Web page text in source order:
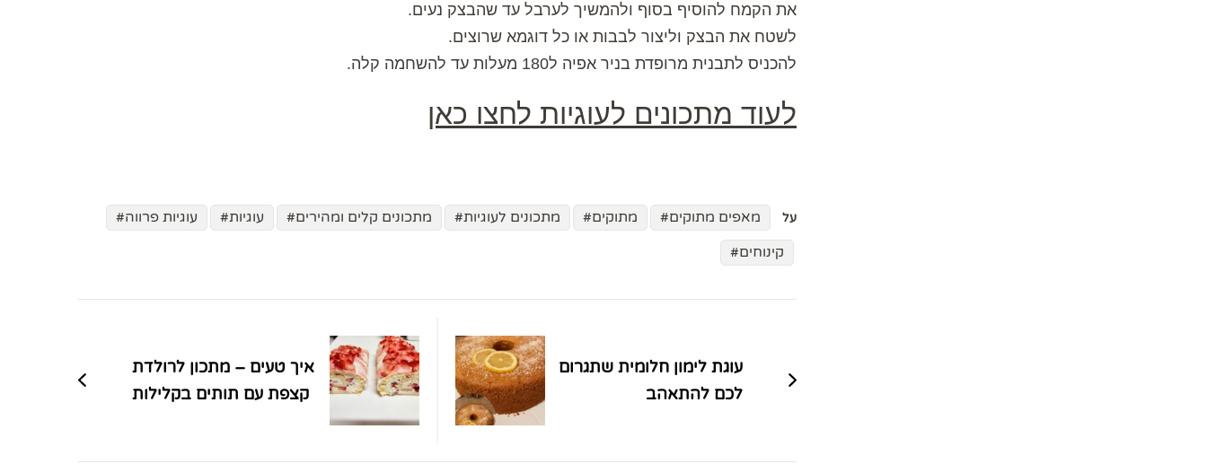
את הקמח להוסיף בסוף ולהמשיך לערבל עד שהבצק נעים.
לשטח את הבצק וליצור לבבות או כל דוגמא שרוצים.
להכניס לתבנית מרופדת בניר אפיה ל180 מעלות עד להשחמה קלה.
לעוד מתכונים לעוגיות לחצו כאן
על מאפים מתוקים מתוקים מתכונים לעוגיות מתכונים קלים ומהירים עוגיות
עוגיות פרווה
קינוחים
איך טעים – מתכון לרולדת
קצפת עם תותים בקלילות
עוגת לימון חלומית שתגרום
לכם להתאהב